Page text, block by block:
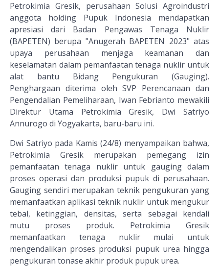
Petrokimia Gresik, perusahaan Solusi Agroindustri
anggota holding Pupuk Indonesia mendapatkan
apresiasi dari Badan Pengawas Tenaga Nuklir
(BAPETEN) berupa "Anugerah BAPETEN 2023" atas
upaya perusahaan menjaga keamanan dan
keselamatan dalam pemanfaatan tenaga nuklir untuk
alat bantu Bidang Pengukuran (Gauging).
Penghargaan diterima oleh SVP Perencanaan dan
Pengendalian Pemeliharaan, Iwan Febrianto mewakili
Direktur Utama Petrokimia Gresik, Dwi Satriyo
Annurogo di Yogyakarta, baru-baru ini.
Dwi Satriyo pada Kamis (24/8) menyampaikan bahwa,
Petrokimia Gresik merupakan pemegang izin
pemanfaatan tenaga nuklir untuk gauging dalam
proses operasi dan produksi pupuk di perusahaan.
Gauging sendiri merupakan teknik pengukuran yang
memanfaatkan aplikasi teknik nuklir untuk mengukur
tebal, ketinggian, densitas, serta sebagai kendali
mutu proses produk. Petrokimia Gresik
memanfaatkan tenaga nuklir mulai untuk
mengendalikan proses produksi pupuk urea hingga
pengukuran tonase akhir produk pupuk urea.